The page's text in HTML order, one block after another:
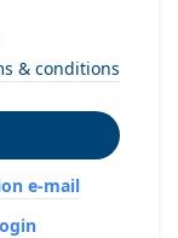
& conditions
e-mail